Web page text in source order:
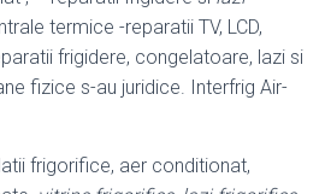
termice -reparatii TV, LCD,
frigidere, congelatoare, lazi si
fizice s-au juridice. Interfrig Air-
frigorifice, aer conditionat,